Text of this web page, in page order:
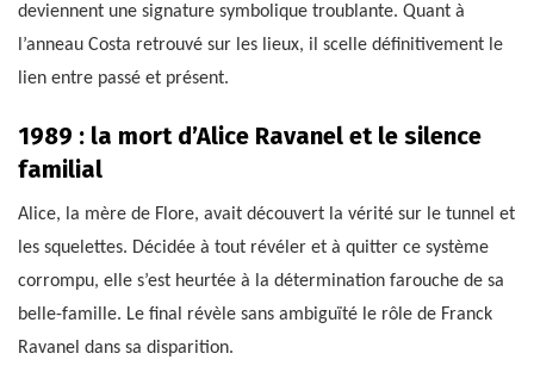
deviennent une signature symbolique troublante. Quant à
l’anneau Costa retrouvé sur les lieux, il scelle définitivement le
lien entre passé et présent.
1989 : la mort d’Alice Ravanel et le silence
familial
Alice, la mère de Flore, avait découvert la vérité sur le tunnel et
les squelettes. Décidée à tout révéler et à quitter ce système
corrompu, elle s’est heurtée à la détermination farouche de sa
belle-famille. Le final révèle sans ambiguïté le rôle de Franck
Ravanel dans sa disparition.